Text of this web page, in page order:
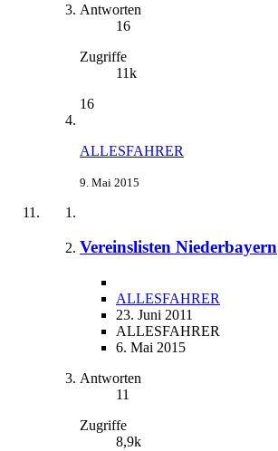
Antworten
16
Zugriffe
11k
16
ALLESFAHRER
9. Mai 2015
Vereinslisten Niederbayern
ALLESFAHRER
23. Juni 2011
ALLESFAHRER
6. Mai 2015
Antworten
11
Zugriffe
8,9k